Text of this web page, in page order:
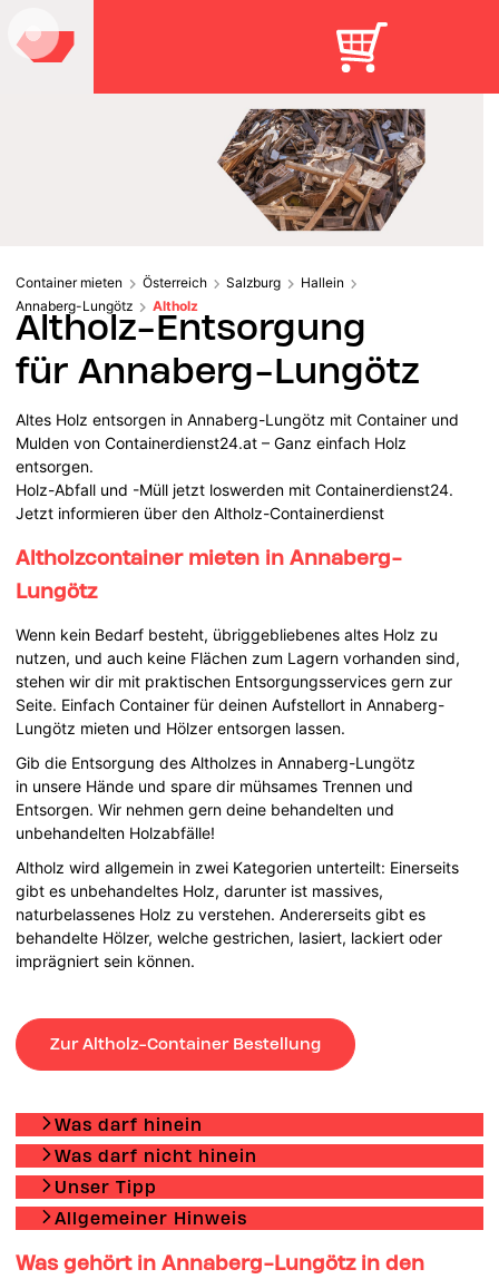
Container mieten Österreich Salzburg
Hallein
Annaberg-Lungötz
Altholz
Altholz-Entsorgung
für Annaberg-Lungötz
Altes Holz entsorgen in Annaberg-Lungötz mit Container und
Mulden von Containerdienst24.at – Ganz einfach Holz
entsorgen.
Holz-Abfall und -Müll jetzt loswerden mit Containerdienst24.
Jetzt informieren über den Altholz-Containerdienst
Altholzcontainer mieten in Annaberg-
Lungötz
Wenn kein Bedarf besteht, übriggebliebenes altes Holz zu
nutzen, und auch keine Flächen zum Lagern vorhanden sind,
stehen wir dir mit praktischen Entsorgungsservices gern zur
Seite. Einfach Container für deinen Aufstellort in Annaberg-
Lungötz mieten und Hölzer entsorgen lassen.
Gib die Entsorgung des Altholzes in Annaberg-Lungötz
in unsere Hände und spare dir mühsames Trennen und
Entsorgen. Wir nehmen gern deine behandelten und
unbehandelten Holzabfälle!
Altholz wird allgemein in zwei Kategorien unterteilt: Einerseits
gibt es unbehandeltes Holz, darunter ist massives,
naturbelassenes Holz zu verstehen. Andererseits gibt es
behandelte Hölzer, welche gestrichen, lasiert, lackiert oder
imprägniert sein können.
Zur Altholz-Container Bestellung
Was darf hinein
Was darf nicht hinein
Unser Tipp
Allgemeiner Hinweis
Was gehört in Annaberg-Lungötz in den